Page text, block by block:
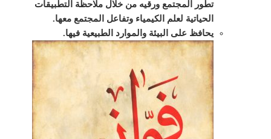
تطور المجتمع ورقيه من خلال ملاحظة التطبيقات
الحياتية لعلم الكيمياء وتفاعل المجتمع معها.
يحافظ على البيئة والموارد الطبيعية فيها.